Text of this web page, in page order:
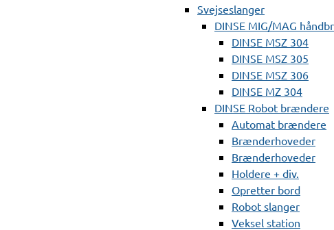
Svejseslanger
DINSE MIG/MAG
DINSE MSZ 304
DINSE MSZ 305
DINSE MSZ 306
DINSE MZ 304
DINSE Robot brændere
Automat brændere
Brænderhoveder
Brænderhoveder
Holdere + div.
Opretter bord
Robot slanger
Veksel station